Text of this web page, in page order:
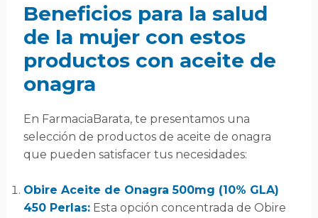
Beneficios para la salud
de la mujer con estos
productos con aceite de
onagra
En FarmaciaBarata, te presentamos una
selección de productos de aceite de onagra
que pueden satisfacer tus necesidades:
Obire Aceite de Onagra 500mg (10% GLA)
450 Perlas:Esta opción concentrada de Obire